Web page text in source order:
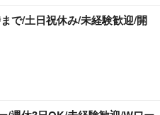
で/土日祝休み/未経験歓迎/開